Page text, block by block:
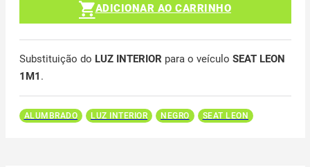
ADICIONAR AO CARRINHO
Substituição do LUZ INTERIOR para o veículo SEAT LEON
1M1 .
ALUMBRADO LUZ INTERIOR NEGRO SEAT LEON